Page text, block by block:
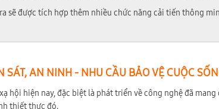
sẽ được tích hợp thêm nhiều chức năng cải tiến thông
SÁT, AN NINH - NHU CẦU BẢO VỆ CUỘC
hội hiện nay, đặc biệt là phát triển về công nghệ đã
thiết thực đó.